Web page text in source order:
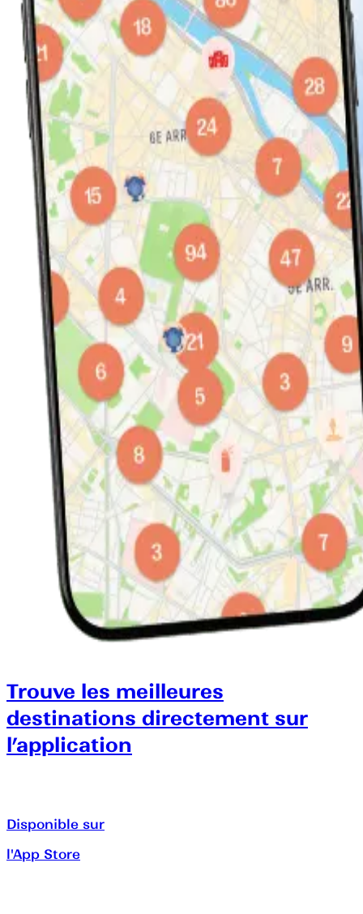
Trouve les meilleures
destinations directement sur
l’application
Disponible sur
l'App Store